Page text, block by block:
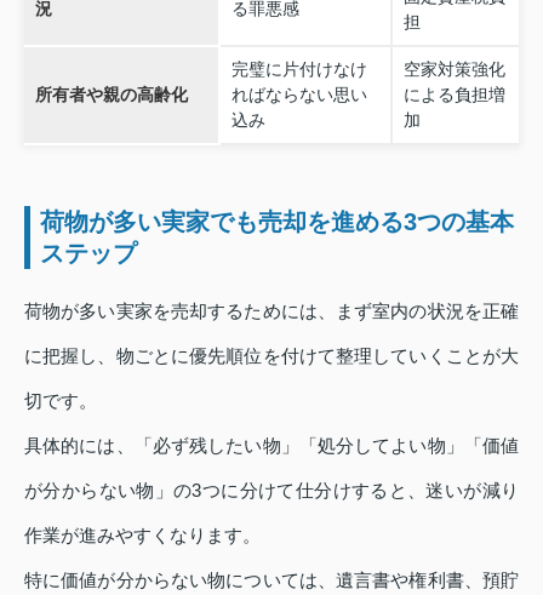
況 る罪悪感
担
所有者や親の高齢化
完璧に片付けなけ
ればならない思い
込み
空家対策強化
による負担増
加
荷物が多い実家でも売却を進める3つの基本
ステップ
荷物が多い実家を売却するためには、まず室内の状況を正確
に把握し、物ごとに優先順位を付けて整理していくことが大
切です。
具体的には、「必ず残したい物」「処分してよい物」「価値
が分からない物」の3つに分けて仕分けすると、迷いが減り
作業が進みやすくなります。
特に価値が分からない物については、遺言書や権利書、預貯